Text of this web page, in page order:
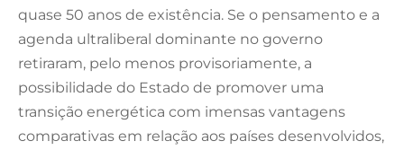
quase 50 anos de existência. Se o pensamento e a
agenda ultraliberal dominante no governo
retiraram, pelo menos provisoriamente, a
possibilidade do Estado de promover uma
transição energética com imensas vantagens
comparativas em relação aos países desenvolvidos,